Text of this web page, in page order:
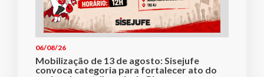
06/08/26
Mobilização de 13 de agosto: Sisejufe
convoca categoria para fortalecer ato do